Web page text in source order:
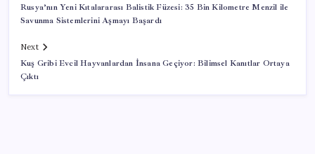
Rusya’nın Yeni Kıtalararası Balistik Füzesi: 35 Bin Kilometre Menzil ile
Savunma Sistemlerini Aşmayı Başardı
Next
Kuş Gribi Evcil Hayvanlardan İnsana Geçiyor: Bilimsel Kanıtlar Ortaya
Çıktı